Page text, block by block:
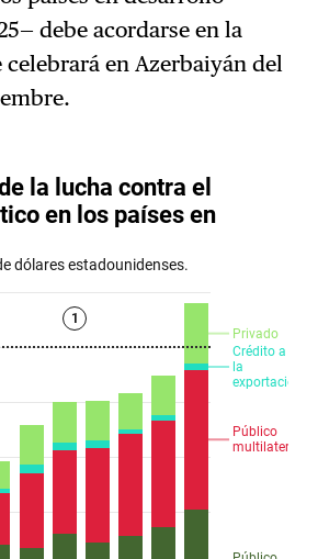
debe acordarse en la
celebrará en Azerbaiyán del